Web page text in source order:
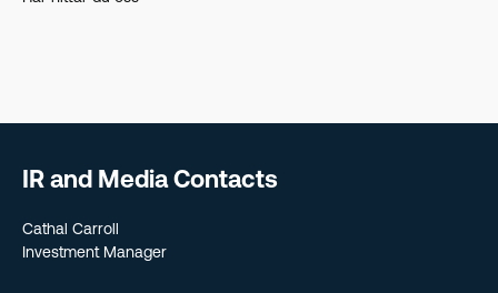
IR and Media Contacts
Cathal Carroll
Investment Manager